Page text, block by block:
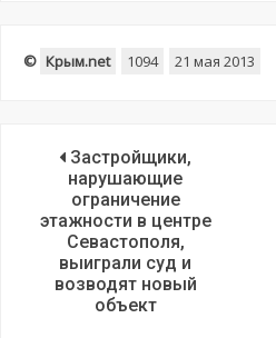
© Крым.net 1094 21 мая 2013
Застройщики,
нарушающие
ограничение
этажности в центре
Севастополя,
выиграли суд и
возводят новый
объект